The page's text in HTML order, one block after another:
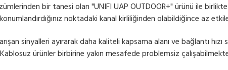
bir tanesi olan "UNIFI UAP OUTDOOR+" ürünü ile
noktadaki kanal kirliliğinden olabildiğince az
sinyalleri ayırarak daha kaliteli kapsama alanı ve bağlantı
ürünler birbirine yakın mesafede problemsiz